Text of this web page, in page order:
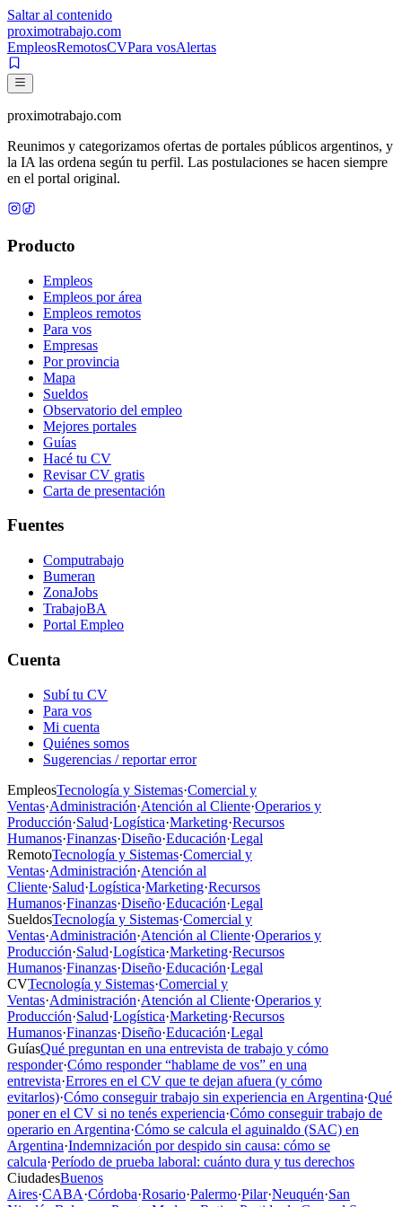
Saltar al contenido
proximotrabajo.com
EmpleosRemotosCVPara vosAlertas
proximotrabajo.com
Reunimos y categorizamos ofertas de portales públicos argentinos, y
la IA las ordena según tu perfil. Las postulaciones se hacen siempre
en el portal original.
Producto
Empleos
Empleos por área
Empleos remotos
Para vos
Empresas
Por provincia
Mapa
Sueldos
Observatorio del empleo
Mejores portales
Guías
Hacé tu CV
Revisar CV gratis
Carta de presentación
Fuentes
Computrabajo
Bumeran
ZonaJobs
TrabajoBA
Portal Empleo
Cuenta
Subí tu CV
Para vos
Mi cuenta
Quiénes somos
Sugerencias / reportar error
EmpleosTecnología y Sistemas·Comercial y
Ventas·Administración·Atención al Cliente·Operarios y
Producción·Salud·Logística·Marketing·Recursos
Humanos·Finanzas·Diseño·Educación·Legal
RemotoTecnología y Sistemas·Comercial y
Ventas·Administración·Atención al
Cliente·Salud·Logística·Marketing·Recursos
Humanos·Finanzas·Diseño·Educación·Legal
SueldosTecnología y Sistemas·Comercial y
Ventas·Administración·Atención al Cliente·Operarios y
Producción·Salud·Logística·Marketing·Recursos
Humanos·Finanzas·Diseño·Educación·Legal
CVTecnología y Sistemas·Comercial y
Ventas·Administración·Atención al Cliente·Operarios y
Producción·Salud·Logística·Marketing·Recursos
Humanos·Finanzas·Diseño·Educación·Legal
GuíasQué preguntan en una entrevista de trabajo y cómo
responder·Cómo responder “hablame de vos” en una
entrevista·Errores en el CV que te dejan afuera (y cómo
evitarlos)·Cómo conseguir trabajo sin experiencia en Argentina·Qué
poner en el CV si no tenés experiencia·Cómo conseguir trabajo de
operario en Argentina·Cómo se calcula el aguinaldo (SAC) en
Argentina·Indemnización por despido sin causa: cómo se
calcula·Período de prueba laboral: cuánto dura y tus derechos
CiudadesBuenos
Aires·CABA·Córdoba·Rosario·Palermo·Pilar·Neuquén·San